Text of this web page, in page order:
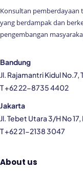
Konsultan pemberdayaan
yang berdampak dan
pengembangan
Bandung
Jl. Rajamantri Kidul
T +62 22-8735 4402
Jakarta
Jl. Tebet Utara 3/H No
T +62 21-2138 3047
About us